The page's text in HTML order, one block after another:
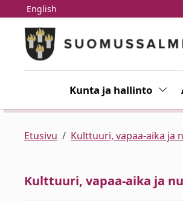
Siirry pääsisältöön
Siirry
English
Kunta ja hallinto
Etusivu Kulttuuri, vapaa-aika ja
Kulttuuri, vapaa-aika ja